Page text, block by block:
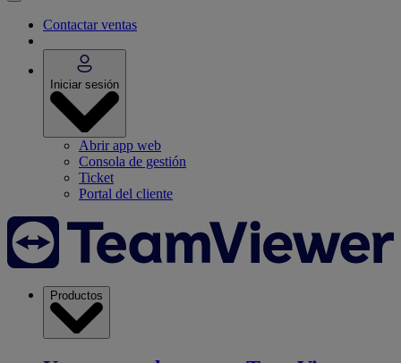
Contactar ventas
Iniciar sesión
Abrir app web
Consola de gestión
Ticket
Portal del cliente
Productos